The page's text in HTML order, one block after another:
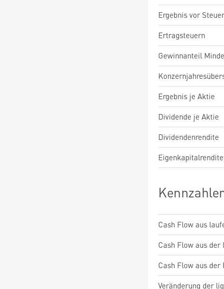
Ergebnis vor
Ertragsteuern
Gewinnanteil
Ergebnis je Aktie
Dividende je Aktie
Dividendenrendite
Eigenkapitalrendite
Cash Flow aus
Cash Flow aus
Cash Flow aus
Veränderung der